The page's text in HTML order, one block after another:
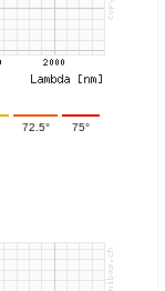
72.5° 75°